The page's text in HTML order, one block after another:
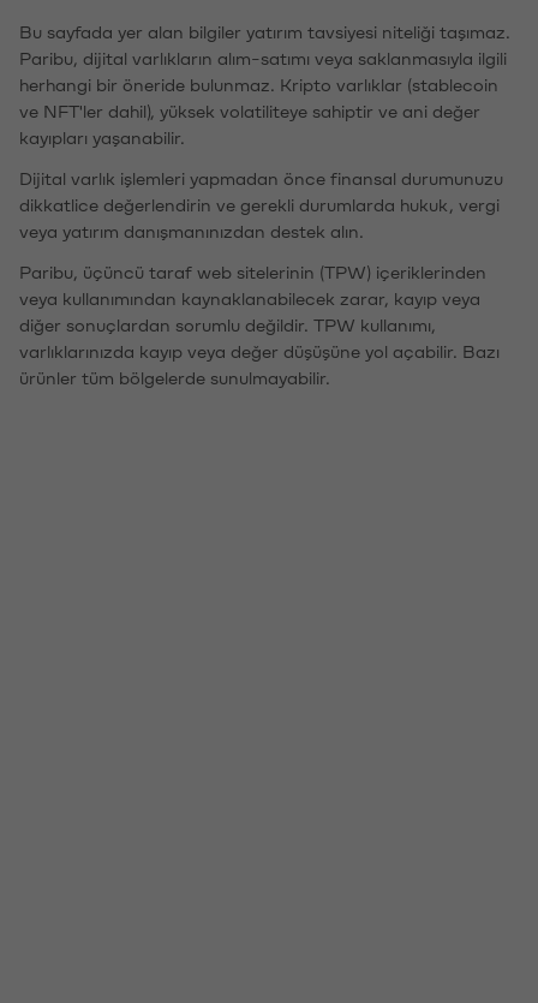
Bu sayfada yer alan bilgiler yatırım tavsiyesi niteliği taşımaz.
Paribu, dijital varlıkların alım-satımı veya saklanmasıyla ilgili
herhangi bir öneride bulunmaz. Kripto varlıklar (stablecoin
ve NFT'ler dahil), yüksek volatiliteye sahiptir ve ani değer
kayıpları yaşanabilir.
Dijital varlık işlemleri yapmadan önce finansal durumunuzu
dikkatlice değerlendirin ve gerekli durumlarda hukuk, vergi
veya yatırım danışmanınızdan destek alın.
Paribu, üçüncü taraf web sitelerinin (TPW) içeriklerinden
veya kullanımından kaynaklanabilecek zarar, kayıp veya
diğer sonuçlardan sorumlu değildir. TPW kullanımı,
varlıklarınızda kayıp veya değer düşüşüne yol açabilir. Bazı
ürünler tüm bölgelerde sunulmayabilir.